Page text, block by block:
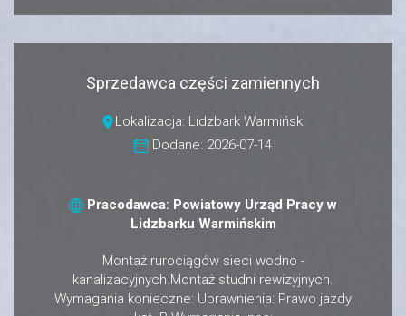
Sprzedawca części zamiennych
Lokalizacja: Lidzbark Warmiński
Dodane: 2026-07-14
Pracodawca: Powiatowy Urząd Pracy w
Lidzbarku Warmińskim
Montaż rurociągów sieci wodno -
kanalizacyjnych.Montaż studni rewizyjnych.
Wymagania konieczne: Uprawnienia: Prawo jazdy